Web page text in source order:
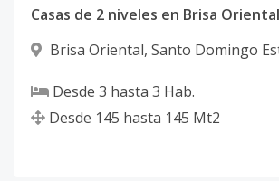
Brisa Oriental, Santo Domingo
Desde 3 hasta 3 Hab.
Desde 145 hasta 145 Mt2